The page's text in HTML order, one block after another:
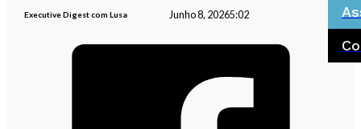
Executive Digest com Lusa Junho 8, 20265:02